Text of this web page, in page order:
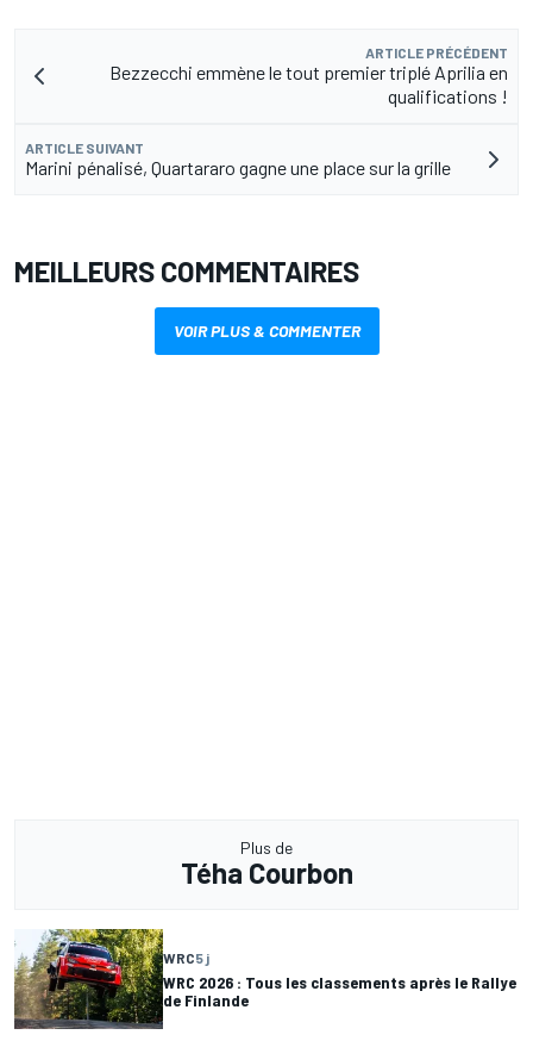
ARTICLE PRÉCÉDENT
Bezzecchi emmène le tout premier triplé Aprilia en
qualifications !
ARTICLE SUIVANT
Marini pénalisé, Quartararo gagne une place sur la grille
MEILLEURS COMMENTAIRES
VOIR PLUS & COMMENTER
Plus de
Téha Courbon
WRC5 j
WRC 2026 : Tous les classements après le Rallye
de Finlande